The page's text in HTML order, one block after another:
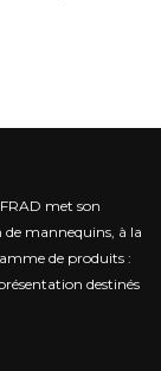
met son
mannequins, à la
de produits :
destinés